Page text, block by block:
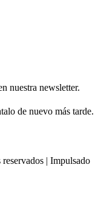
nuestra newsletter.
de nuevo más tarde.
reservados | Impulsado